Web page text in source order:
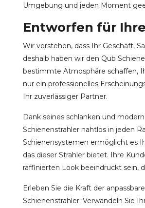
Umgebung und jeden Moment
Entworfen für
Wir verstehen, dass Ihr Geschäft,
deshalb haben wir den Qub
bestimmte Atmosphäre schaffen,
nur ein professionelles
Ihr zuverlässiger Partner.
Dank seines schlanken und
Schienenstrahler nahtlos in jeden
Schienensystemen ermöglicht es
das dieser Strahler bietet. Ihre
raffinierten Look beeindruckt sein,
Erleben Sie die Kraft der
Schienenstrahler. Verwandeln Sie